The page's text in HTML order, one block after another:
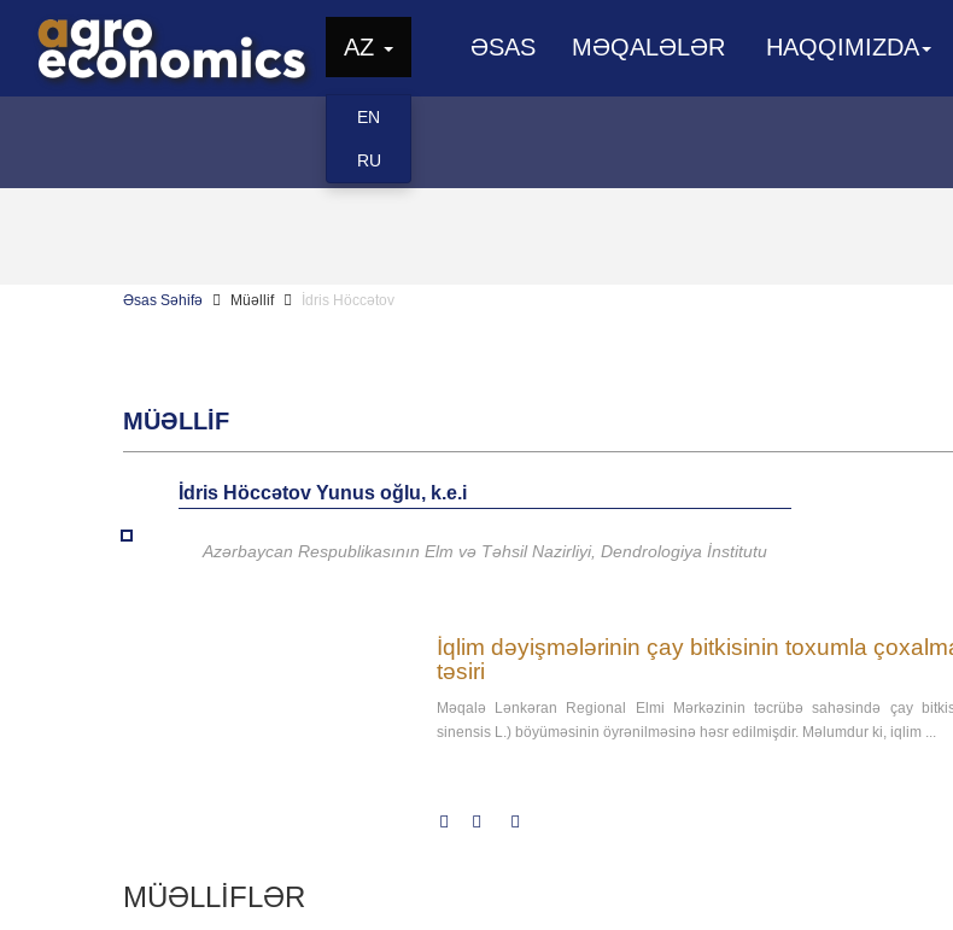
AZ
EN
RU
ƏSAS MƏQALƏLƏR HAQQIMIZDA
Əsas Səhifə Müəllif İdris Höccətov
MÜƏLLIF
İdris Höccətov Yunus oğlu, k.e.i
Azərbaycan Respublikasının Elm və Təhsil Nazirliyi, Dendrologiya İnstitutu
İqlim dəyişmələrinin çay bitkisinin toxumla
təsiri
Məqalə Lənkəran Regional Elmi Mərkəzinin təcrübə sahəsində çay
sinensis L.) böyüməsinin öyrənilməsinə həsr edilmişdir. Məlumdur ki, iqlim ...
MÜƏLLİFLƏR